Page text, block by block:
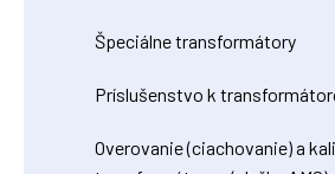
Špeciálne transformátory
Príslušenstvo k
Overovanie (ciachovanie) a